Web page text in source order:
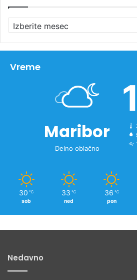
r
h
vVreme
Maribor
Delno oblačno
30 ℃
sob
33 ℃
ned
36 ℃
pon
Nedavno